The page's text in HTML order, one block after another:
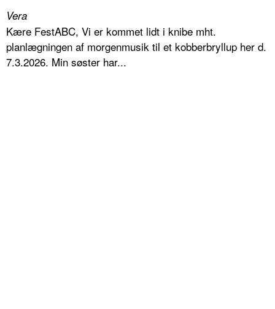
Vera
Kære FestABC, Vi er kommet lidt i knibe mht.
planlægningen af morgenmusik til et kobberbryllup her d.
7.3.2026. Min søster har...